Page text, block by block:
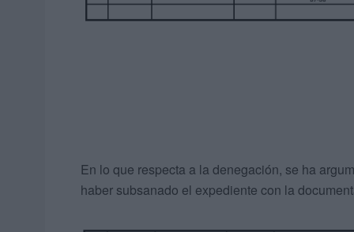
En lo que respecta a la denegación, se ha
haber subsanado el expediente con la